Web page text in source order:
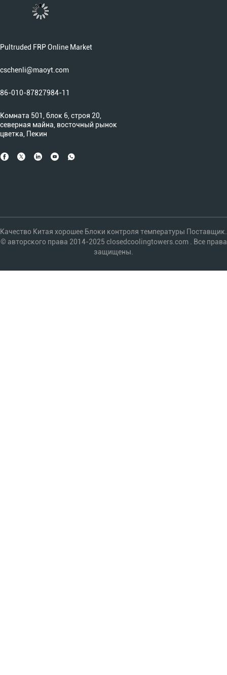
Pultruded FRP Online Market
cschenli@maoyt.com
86-010-87827984-11
Комната 501, блок 6, строя 20,
северная майна, восточный рынок
цветка, Пекин
Качество Китая хорошее Блоки контроля температуры Поставщик.
© авторского права 2014-2025 closedcoolingtowers.com . Все права
защищены.